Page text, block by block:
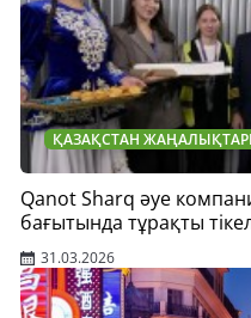
ҚАЗАҚСТАН
Qanot Sharq әуе
бағытында тұрақты
31.03.2026